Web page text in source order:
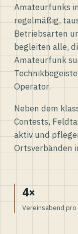
Amateurfunks
regelmäßig,
Betriebsarten
begleiten alle,
Amateurfunk
Operator.
Neben dem
Contests,
aktiv und
Ortsverbänden
4×
Vereinsabend pro